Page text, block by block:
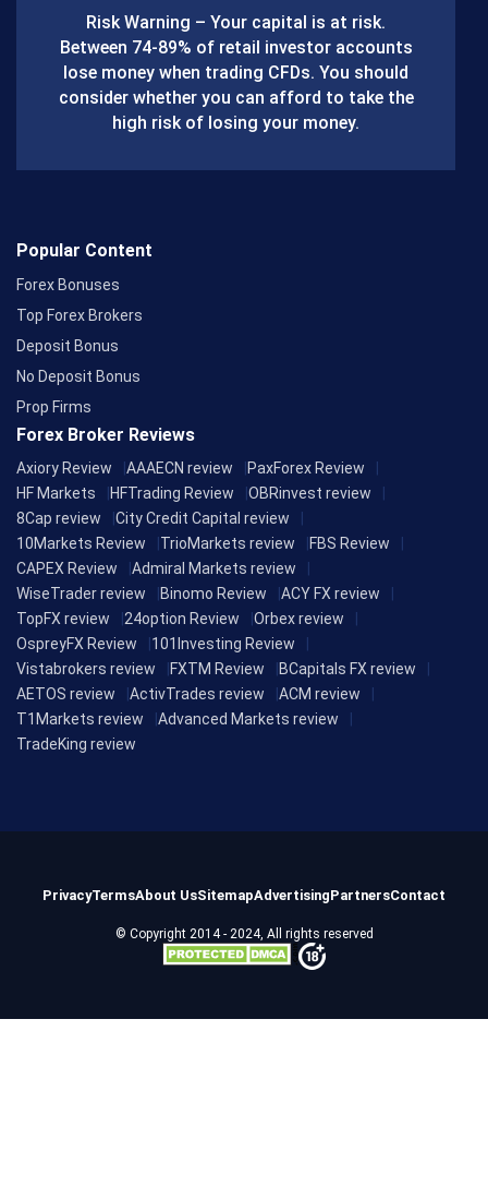
o
o
k
Risk Warning – Your capital is at risk.
Between 74-89% of retail investor accounts
lose money when trading CFDs. You should
consider whether you can afford to take the
high risk of losing your money.
Popular Content
Forex Bonuses
Top Forex Brokers
Deposit Bonus
No Deposit Bonus
Prop Firms
Forex Broker Reviews
Axiory Review AAAECN review
PaxForex Review
HF Markets
HFTrading Review
OBRinvest review
8Cap review
City Credit Capital review
10Markets Review
TrioMarkets review
FBS Review
CAPEX Review
Admiral Markets review
WiseTrader review
Binomo Review
ACY FX review
TopFX review
24option Review
Orbex review
OspreyFX Review
101Investing Review
Vistabrokers review
FXTM Review
BCapitals FX review
AETOS review
ActivTrades review
ACM review
T1Markets review
Advanced Markets review
TradeKing review
© Copyright 2014 - 2024, All rights reserved
PrivacyTermsAbout UsSitemapAdvertisingPartnersContact